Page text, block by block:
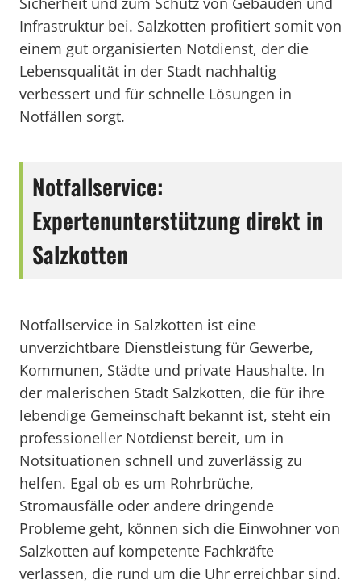
Infrastruktur bei. Salzkotten profitiert somit von
einem gut organisierten Notdienst, der die
Lebensqualität in der Stadt nachhaltig
verbessert und für schnelle Lösungen in
Notfällen sorgt.
Notfallservice:
Expertenunterstützung direkt in
Salzkotten
Notfallservice in Salzkotten ist eine
unverzichtbare Dienstleistung für Gewerbe,
Kommunen, Städte und private Haushalte. In
der malerischen Stadt Salzkotten, die für ihre
lebendige Gemeinschaft bekannt ist, steht ein
professioneller Notdienst bereit, um in
Notsituationen schnell und zuverlässig zu
helfen. Egal ob es um Rohrbrüche,
Stromausfälle oder andere dringende
Probleme geht, können sich die Einwohner von
Salzkotten auf kompetente Fachkräfte
verlassen, die rund um die Uhr erreichbar sind.